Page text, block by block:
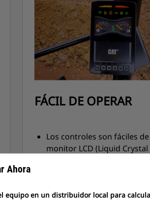
Ahora
equipo en un distribuidor local para
FÁCIL DE OPERAR
Los controles son fáciles de
monitor LCD (Liquid Crystal
leer.